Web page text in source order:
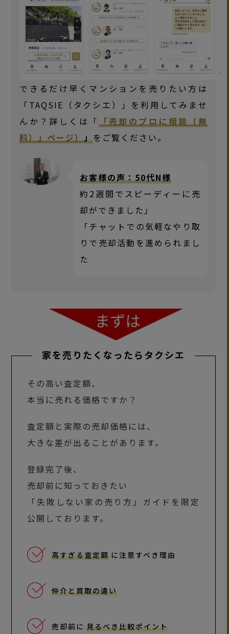
できるだけ早くマンションを売りたい方は
「TAQSIE（タクシエ）」を利用してみませ
んか？詳しくは「
「売却のプロに相談（無
料）」ページ）
」 をご覧ください。
お客様の声：50代N様
約2週間でスピーディーに売
却ができました」
「チャットでの気軽なやり取
りで売却活動を進められまし
た
家を売りたくなったらタクシエ
その高い査定額、
本当に売れる価格ですか？
査定額と実際の売却価格には、
大きな差が出ることがあります。
登録完了後、
売却前に知っておきたい
「失敗しない家の売り方」ガイドを限定
公開しております。
高すぎる査定額 に注意すべき理由
仲介と買取の違い
売却前に 見るべき比較ポイント